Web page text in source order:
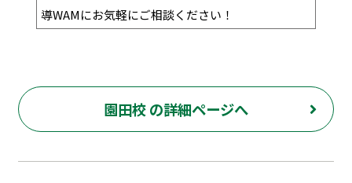
導WAMにお気軽にご相談ください！
園田校 の詳細ページへ